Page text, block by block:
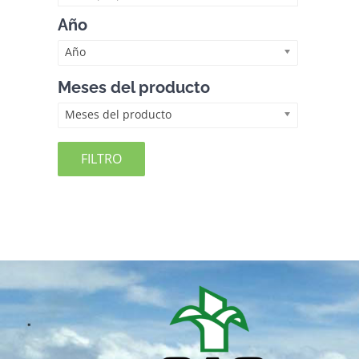
Año
Año
Meses del producto
Meses del producto
FILTRO